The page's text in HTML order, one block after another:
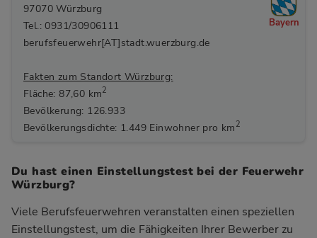
97070 Würzburg
Tel.: 0931/30906111
berufsfeuerwehr[AT]stadt.wuerzburg.de
Fakten zum Standort Würzburg:
Fläche: 87,60 km2
Bevölkerung: 126.933
Bevölkerungsdichte: 1.449 Einwohner pro km 2
Bayern
Du hast einen Einstellungstest bei der Feuerwehr
Würzburg?
Viele Berufsfeuerwehren veranstalten einen speziellen
Einstellungstest, um die Fähigkeiten Ihrer Bewerber zu